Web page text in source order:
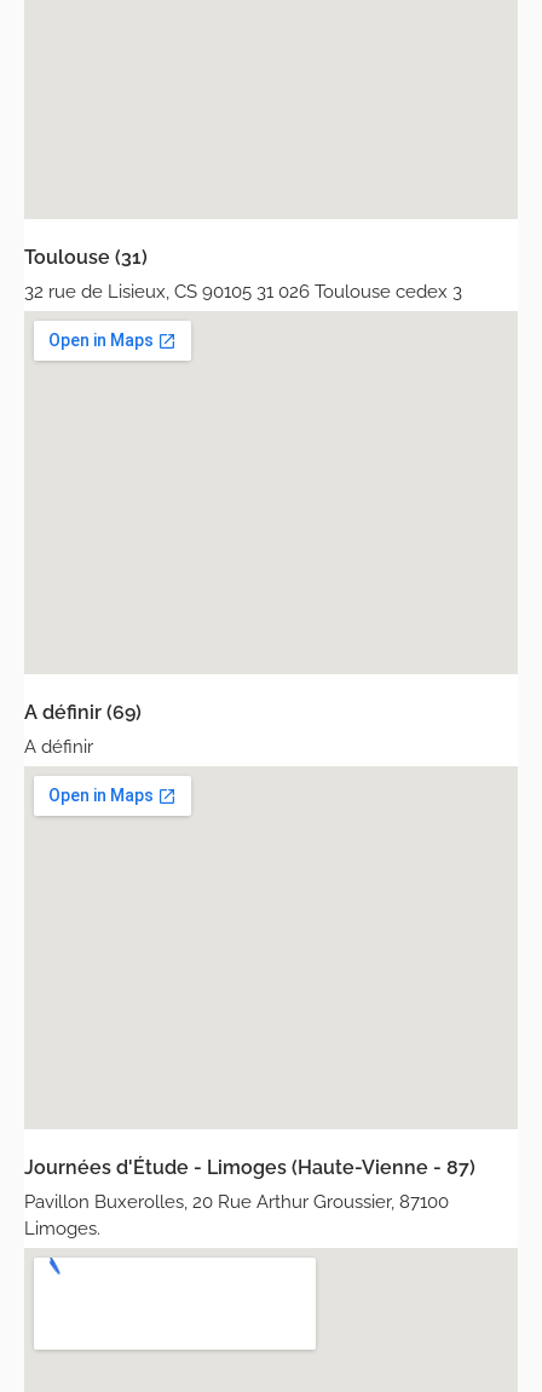
Toulouse (31)
32 rue de Lisieux, CS 90105 31 026 Toulouse cedex 3
A définir (69)
A définir
Journées d'Étude - Limoges (Haute-Vienne - 87)
Pavillon Buxerolles, 20 Rue Arthur Groussier, 87100
Limoges.